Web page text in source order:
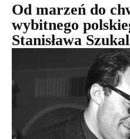
Od marzeń do
wybitnego
Stanisława